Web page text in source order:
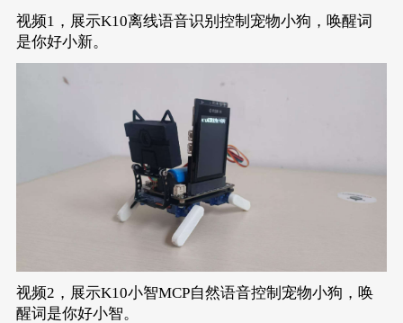
视频1，展示K10离线语音识别控制宠物小狗，唤醒词
是你好小新。
视频2，展示K10小智MCP自然语音控制宠物小狗，唤
醒词是你好小智。